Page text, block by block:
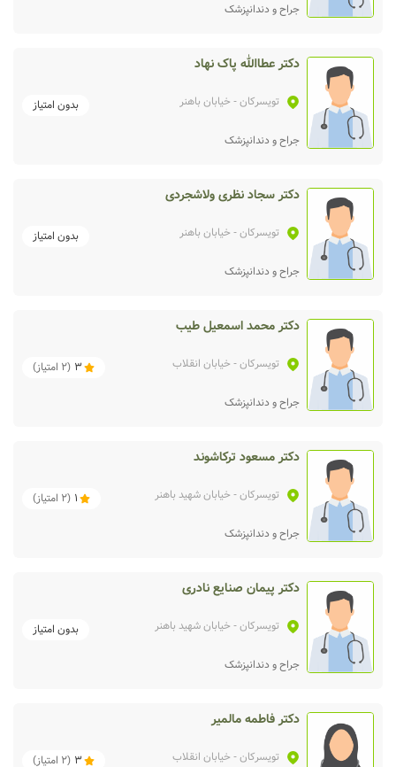
جراح و دندانپزشک
دکتر عطاالله پاک نهاد
تویسرکان- خیابان باهنر بدون امتیاز
جراح و دندانپزشک
دکتر سجاد نظری ولاشجردی
تویسرکان- خیابان باهنر بدون امتیاز
جراح و دندانپزشک
دکتر محمد اسمعیل طیب
تویسرکان- خیابان انقلاب 3
(
2 امتیاز)
جراح و دندانپزشک
دکتر مسعود ترکاشوند
تویسرکان- خیابان شهید باهنر 1
(
2 امتیاز)
جراح و دندانپزشک
دکتر پیمان صنایع نادری
تویسرکان- خیابان شهید باهنر بدون امتیاز
جراح و دندانپزشک
دکتر فاطمه مالمیر
تویسرکان- خیابان انقلاب 3
(
2 امتیاز)